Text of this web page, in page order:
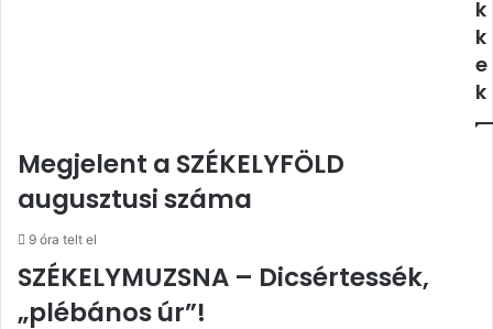
k
k
e
k
Megjelent a SZÉKELYFÖLD
augusztusi száma
9 óra telt el
SZÉKELYMUZSNA – Dicsértessék,
„plébános úr”!